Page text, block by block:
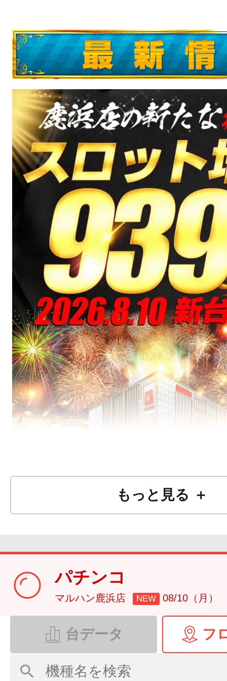
もっと見る ＋
パチンコ
マルハン鹿浜店 NEW 08/10（月）
台データ フ